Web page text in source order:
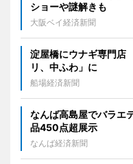
ショーや謎解きも
大阪ベイ経済新聞
淀屋橋にウナギ専門
リ、中ふわ」に
船場経済新聞
なんば高島屋でバラエ
品450点超展示
なんば経済新聞